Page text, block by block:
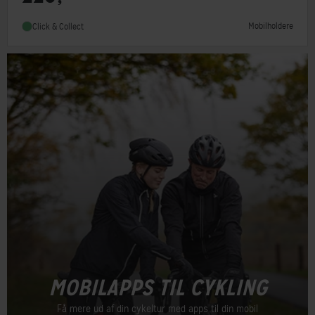
Click & Collect Mobilholdere
MOBILAPPS TIL CYKLING
Få mere ud af din cykeltur med apps til din mobil